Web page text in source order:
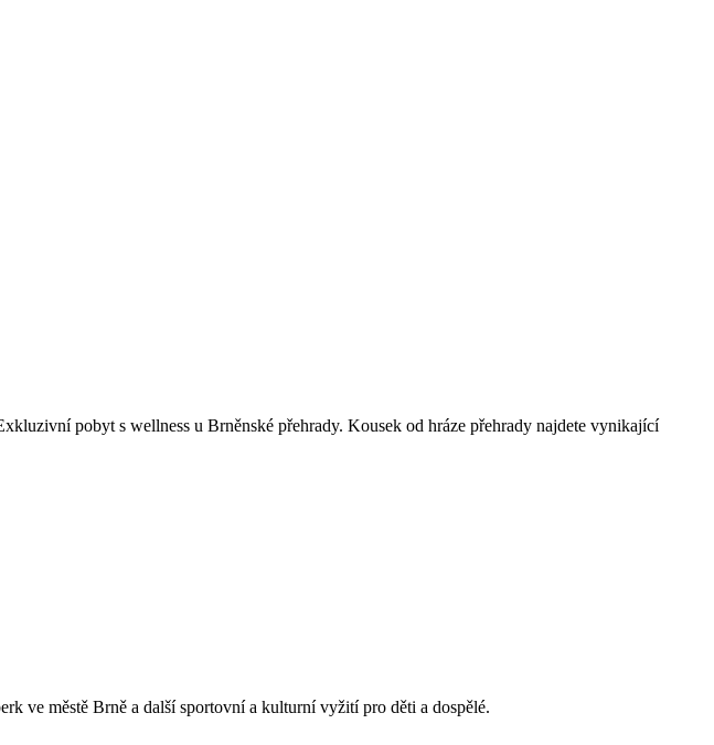
pobyt s wellness u Brněnské přehrady. Kousek od hráze přehrady najdete vynikající
ve městě Brně a další sportovní a kulturní vyžití pro děti a dospělé.